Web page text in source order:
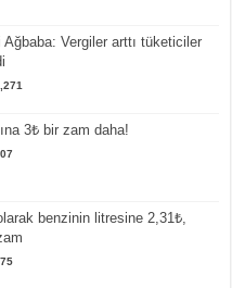
Vergiler arttı tüketiciler
3₺ bir zam daha!
benzinin litresine 2,31₺,